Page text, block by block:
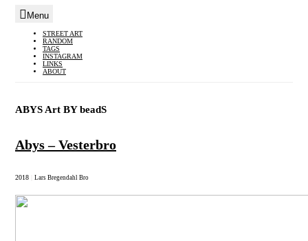
Skip
content
Menu
STREET ART
RANDOM
TAGS
INSTAGRAM
LINKS
ABOUT
ABYS Art BY beadS
Abys – Vesterbro
2018 Lars Bregendahl Bro